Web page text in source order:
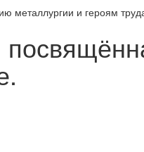
металлургии и героям